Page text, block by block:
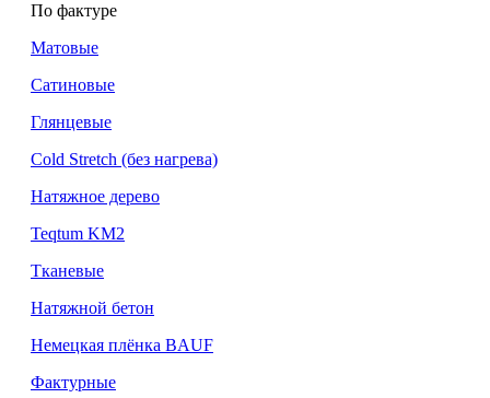
По фактуре
Матовые
Сатиновые
Глянцевые
Cold Stretch (без нагрева)
Натяжное дерево
Teqtum KM2
Тканевые
Натяжной бетон
Немецкая плёнка BAUF
Фактурные